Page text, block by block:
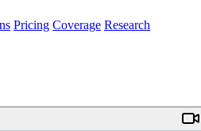
Pricing Coverage Research